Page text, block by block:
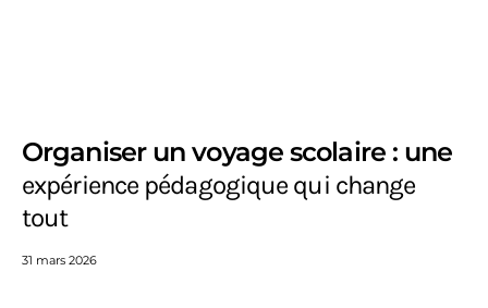
Organiser un voyage scolaire : une
expérience pédagogique qui change
tout
31 mars 2026